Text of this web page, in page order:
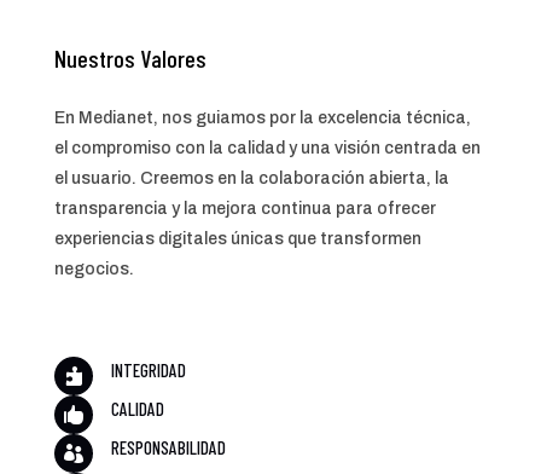
Nuestros Valores
En Medianet, nos guiamos por la excelencia técnica,
el compromiso con la calidad y una visión centrada en
el usuario. Creemos en la colaboración abierta, la
transparencia y la mejora continua para ofrecer
experiencias digitales únicas que transformen
negocios.
 INTEGRIDAD
 CALIDAD
 RESPONSABILIDAD